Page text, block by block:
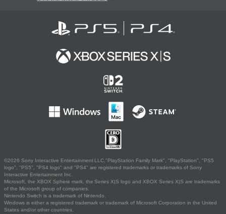
©2026 Sony Interactive Entertainment LLC."PlayStation Family Mark", "PlayStation", "PS5
logo", "PS5", "PS4 logo" and "PS4" are registered trademarks or trademarks of Sony
Interactive Entertainment Inc.
Microsoft, the XBOX Sphere mark, the Series X|S logo and XBOX Series X|S are trademarks
of the Microsoft group of companies.
Nintendo Switch is a trademark of Nintendo.
Windows is either a registered trademark or trademark of Microsoft Corporation in the United
States and/or other countries.